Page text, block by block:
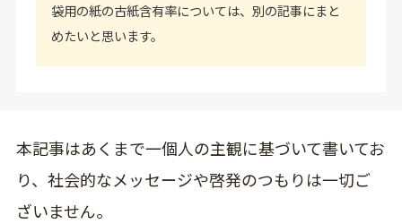
袋用の紙の古紙含有率については、別の記事にまと
めたいと思います。
本記事はあくまで一個人の主観に基づいて書いてお
り、社会的なメッセージや啓発のつもりは一切ご
ざいません。